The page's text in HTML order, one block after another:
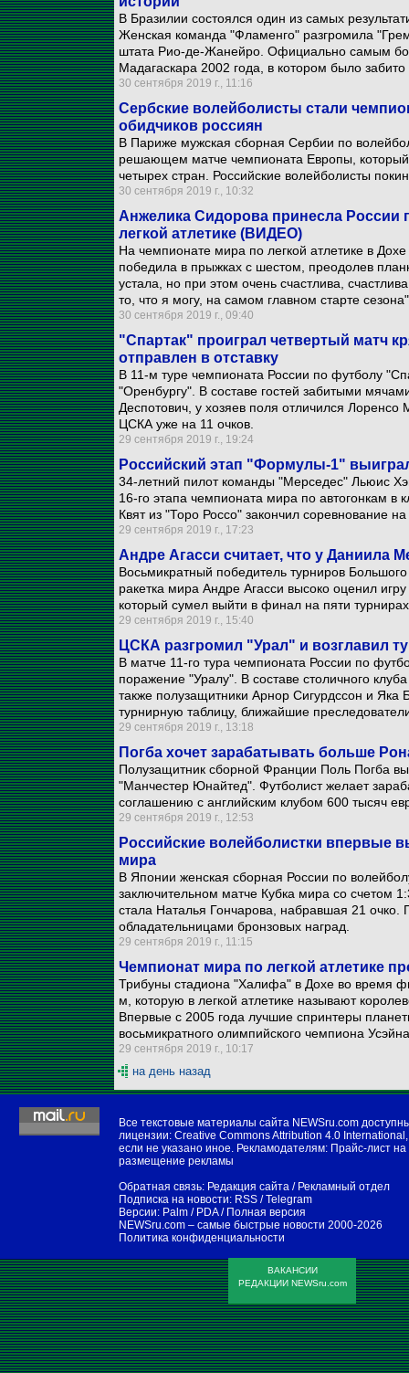
В Бразилии состоялся один из самых
Женская команда "Фламенго" разгромила
штата Рио-де-Жанейро. Официально самым
Мадагаскара 2002 года, в котором было
30 сентября 2019 г., 11:16
Сербские волейболисты стали
обидчиков россиян
В Париже мужская сборная Сербии по
решающем матче чемпионата Европы,
четырех стран. Российские волейболисты
30 сентября 2019 г., 10:32
Анжелика Сидорова принесла России
легкой атлетике (ВИДЕО)
На чемпионате мира по легкой атлетике в
победила в прыжках с шестом, преодолев
устала, но при этом очень счастлива,
то, что я могу, на самом главном старте
30 сентября 2019 г., 09:40
"Спартак" проиграл четвертый матч
отправлен в отставку
В 11-м туре чемпионата России по футболу
"Оренбургу". В составе гостей забитыми
Деспотович, у хозяев поля отличился
ЦСКА уже на 11 очков.
29 сентября 2019 г., 19:24
Российский этап "Формулы-1"
34-летний пилот команды "Мерседес" Льюис
16-го этапа чемпионата мира по автогонкам
Квят из "Торо Россо" закончил соревнование
29 сентября 2019 г., 17:23
Андре Агасси считает, что у Даниила
Восьмикратный победитель турниров
ракетка мира Андре Агасси высоко оценил
который сумел выйти в финал на пяти
29 сентября 2019 г., 15:40
ЦСКА разгромил "Урал" и возглавил
В матче 11-го тура чемпионата России по
поражение "Уралу". В составе столичного
также полузащитники Арнор Сигурдссон и Яка
турнирную таблицу, ближайшие
29 сентября 2019 г., 13:18
Погба хочет зарабатывать больше
Полузащитник сборной Франции Поль Погба
"Манчестер Юнайтед". Футболист желает
соглашению с английским клубом 600 тысяч
29 сентября 2019 г., 12:53
Российские волейболистки впервые
мира
В Японии женская сборная России по
заключительном матче Кубка мира со счетом
стала Наталья Гончарова, набравшая 21
обладательницами бронзовых наград.
29 сентября 2019 г., 11:15
Чемпионат мира по легкой атлетике
Трибуны стадиона "Халифа" в Дохе во время
м, которую в легкой атлетике называют
Впервые с 2005 года лучшие спринтеры
восьмикратного олимпийского чемпиона
29 сентября 2019 г., 10:17
на день назад
Все текстовые материалы сайта NEWSru.com
лицензии: Creative Commons Attribution 4.0 International ,
если не указано иное. Рекламодателям: Прайс-лист на
размещение рекламы
Обратная связь: Редакция сайта / Рекламный отдел
Подписка на новости: RSS /Telegram
Версии: Palm / PDA/ Полная версия
NEWSru.com – самые быстрые новости 2000-2026
Политика конфиденциальности
ВАКАНСИИ
РЕДАКЦИИ NEWSru.com